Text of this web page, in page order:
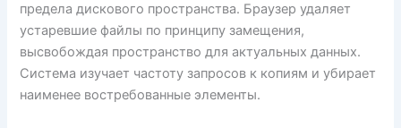
предела дискового пространства. Браузер удаляет
устаревшие файлы по принципу замещения,
высвобождая пространство для актуальных данных.
Система изучает частоту запросов к копиям и убирает
наименее востребованные элементы.